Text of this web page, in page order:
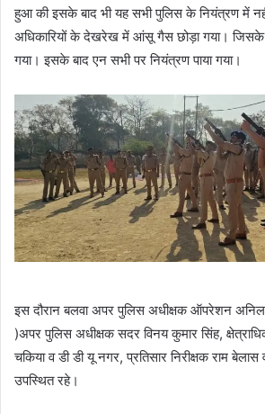
हुआ की इसके बाद भी यह सभी पुलिस के नियंत्रण में
अधिकारियों के देखरेख में आंसू गैस छोड़ा गया।
गया। इसके बाद एन सभी पर नियंत्रण पाया गया।
इस दौरान बलवा अपर पुलिस अधीक्षक ऑपरेशन
)अपर पुलिस अधीक्षक सदर विनय कुमार सिंह,
चकिया व डी डी यू नगर, प्रतिसार निरीक्षक राम बेलास
उपस्थित रहे।